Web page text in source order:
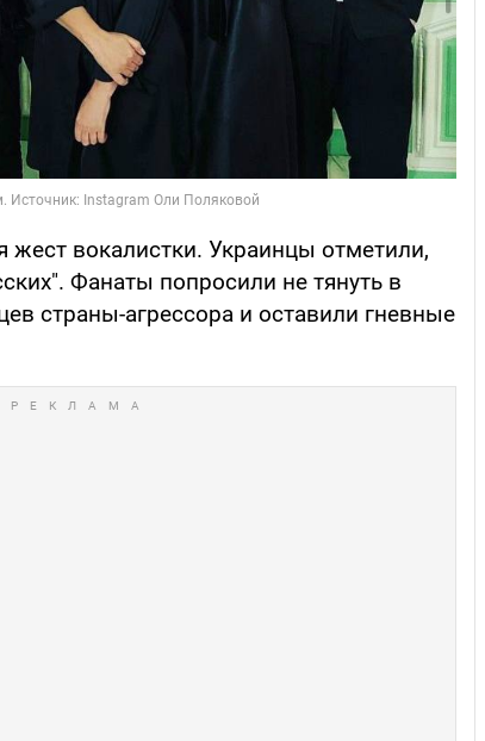
жест вокалистки. Украинцы отметили,
Фанаты попросили не тянуть в
страны-агрессора и оставили гневные